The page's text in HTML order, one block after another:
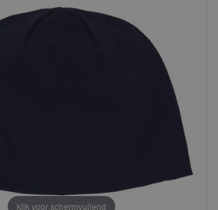
klik voor schermvullend